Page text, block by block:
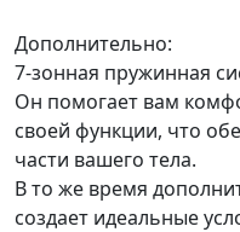
Дополнительно:
7-зонная пружинная
Он помогает вам
своей функции, что
части вашего тела.
В то же время
создает идеальные